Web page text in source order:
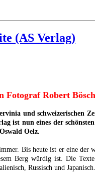
(AS Verlag)
Robert
und
ist nun eines der
Oelz.
Bis heute ist er eine
Berg würdig ist. Die
Russisch und Japanisch.